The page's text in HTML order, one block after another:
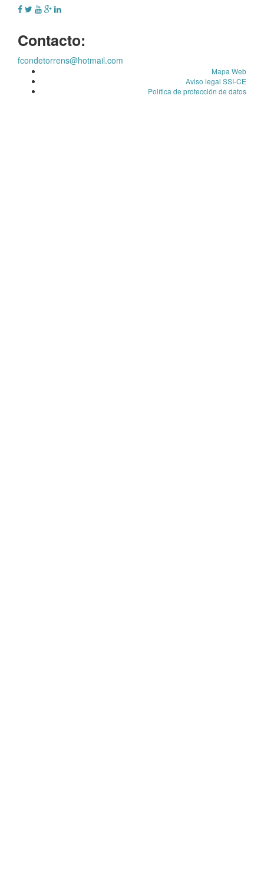
Contacto:
fcondetorrens@hotmail.com
Mapa Web
Aviso legal SSI-CE
Política de protección de datos